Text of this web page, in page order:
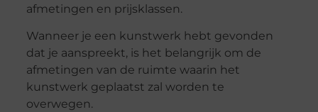
afmetingen en prijsklassen.
Wanneer je een kunstwerk hebt gevonden
dat je aanspreekt, is het belangrijk om de
afmetingen van de ruimte waarin het
kunstwerk geplaatst zal worden te
overwegen.